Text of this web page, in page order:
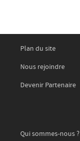
Plan du site
Nous rejoindre
Devenir Partenaire
Qui sommes-nous ?